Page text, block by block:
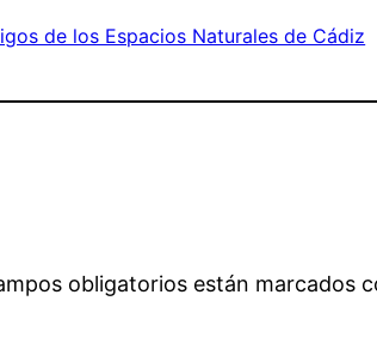
de los Espacios Naturales de Cádiz
obligatorios están marcados